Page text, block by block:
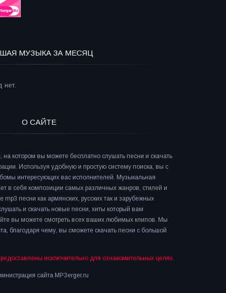
МУЗЫКА ЗА МЕСЯЦ
нет.
О САЙТЕ
котором вы можете бесплатно слушать песни и скачать
Используя удобную и простую систему поиска, вы с
интересующих вас исполнителей. Музыкальная
в себя композиции самых различных жанров, стилей и
песни как армянских, русских так и зарубежных
и скачать новые песни, хиты который вам
вы можете смотреть всех ваших любимых клипов. Мы
благодаря чему, вы сможете скачать песни с большой
исключительно для ознакомительных целях.
сайта MP3erger.ru